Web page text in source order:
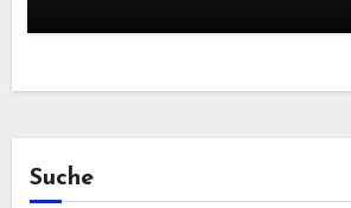
Suche